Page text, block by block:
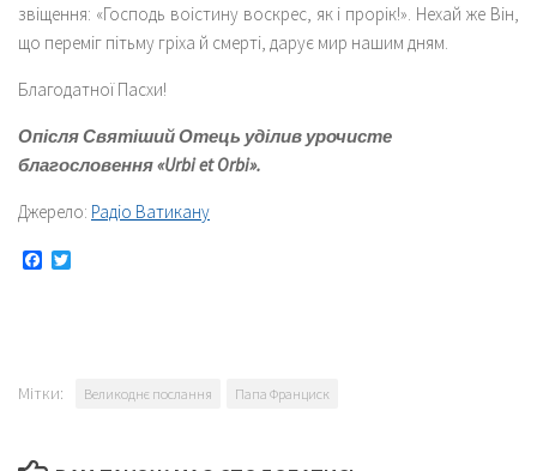
звіщення: «Господь воістину воскрес, як і прорік!». Нехай же Він,
що переміг пітьму гріха й смерті, дарує мир нашим дням.
Благодатної Пасхи!
Опісля Святіший Отець уділив урочисте
благословення «Urbi et Orbi».
Джерело: Радіо Ватикану
Facebook
Мітки: Великоднє послання Папа Франциск